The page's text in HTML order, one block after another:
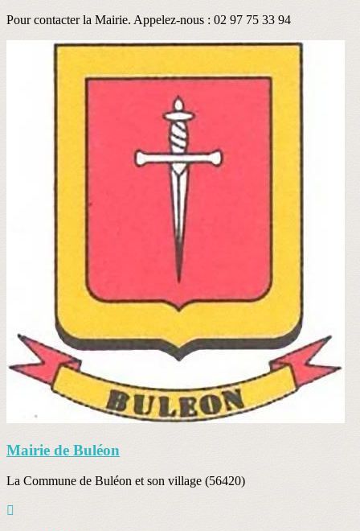
Pour contacter la Mairie. Appelez-nous : 02 97 75 33 94
Mairie de Buléon
La Commune de Buléon et son village (56420)